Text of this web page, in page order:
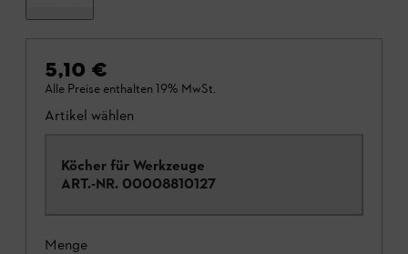
5,10 €
Alle Preise enthalten 19% MwSt.
Artikel wählen
Köcher für Werkzeuge
ART.-NR. 00008810127
Menge